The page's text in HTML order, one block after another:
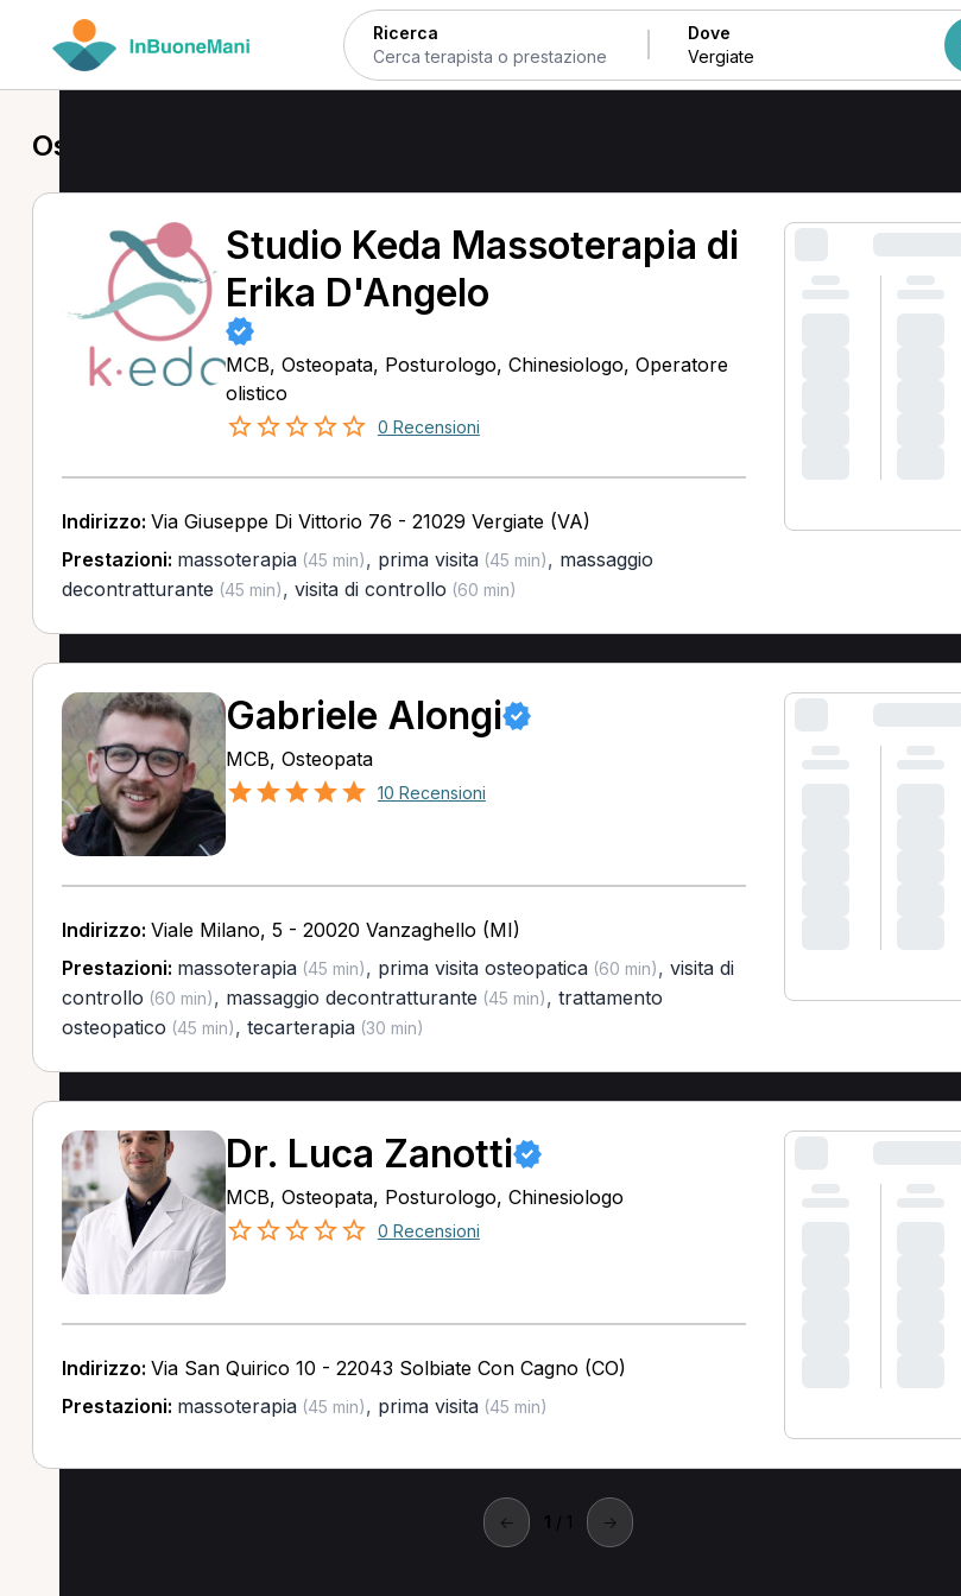
Ricerca Dove
Osteopata a Vergiate
Studio Keda Massoterapia di
Erika D'Angelo
MCB, Osteopata, Posturologo, Chinesiologo, Operatore
olistico
0 Recensioni
Indirizzo: Via Giuseppe Di Vittorio 76 - 21029 Vergiate (VA)
Prestazioni: massoterapia(45 min), prima visita(45 min), massaggio
decontratturante (45 min), visita di controllo (60 min)
Gabriele Alongi
MCB, Osteopata
10 Recensioni
Indirizzo: Viale Milano, 5 - 20020 Vanzaghello (MI)
Prestazioni: massoterapia(45 min), prima visita osteopatica(60 min), visita di
controllo (60 min), massaggio decontratturante (45 min), trattamento
osteopatico (45 min), tecarterapia(30 min)
Dr. Luca Zanotti
MCB, Osteopata, Posturologo, Chinesiologo
0 Recensioni
Indirizzo: Via San Quirico 10 - 22043 Solbiate Con Cagno (CO)
Prestazioni: massoterapia(45 min), prima visita(45 min)
← 1 / 1 →